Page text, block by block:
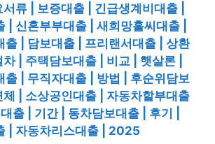
류 | 보증대출 | 긴급생계비대출 |
| 신혼부부대출 | 새희망홀씨대출 |
출 | 담보대출 | 프리랜서대출 | 상환
| 주택담보대출 | 비교 | 햇살론 |
출 | 무직자대출 | 방법 | 후순위담보
체 | 소상공인대출 | 자동차할부대출
대출 | 기간 | 동차담보대출 | 후기 |
| 자동차리스대출 | 2025